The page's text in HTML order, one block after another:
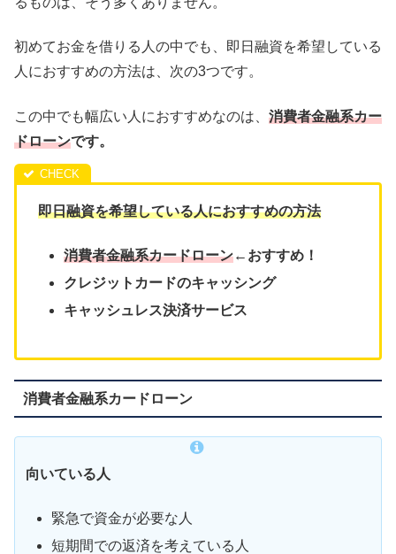
初めてお金を借りる人の中でも、即日融資を希望している
人におすすめの方法は、次の3つです。
この中でも幅広い人におすすめなのは、 消費者金融系カー
ドローンです。
即日融資を希望している人におすすめの方法
消費者金融系カードローン←おすすめ！
クレジットカードのキャッシング
キャッシュレス決済サービス
消費者金融系カードローン
向いている人
緊急で資金が必要な人
短期間での返済を考えている人